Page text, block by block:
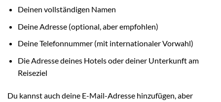
Deinen vollständigen Namen
Deine Adresse (optional, aber empfohlen)
Deine Telefonnummer (mit internationaler Vorwahl)
Die Adresse deines Hotels oder deiner Unterkunft am
Reiseziel
Du kannst auch deine E-Mail-Adresse hinzufügen, aber